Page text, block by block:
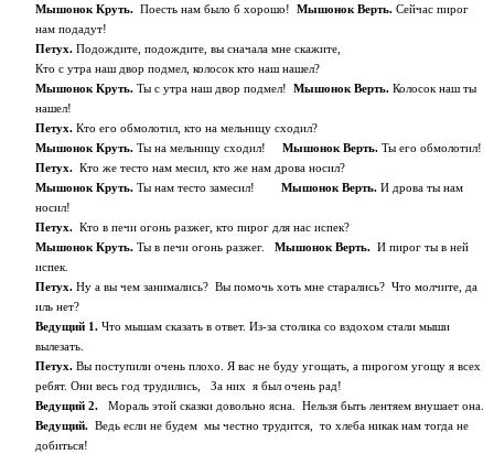
Мышонок Круть. Поесть нам было б хорошо! Мышонок Верть. Сейчас пирог
нам подадут!
Петух. Подождите, подождите, вы сначала мне скажите,
Кто с утра наш двор подмел, колосок кто наш нашел?
Мышонок Круть. Ты с утра наш двор подмел! Мышонок Верть. Колосок наш ты
нашел!
Петух. Кто его обмолотил, кто на мельницу сходил?
Мышонок Круть. Ты на мельницу сходил! Мышонок Верть. Ты его обмолотил!
Петух. Кто же тесто нам месил, кто же нам дрова носил?
Мышонок Круть. Ты нам тесто замесил! Мышонок Верть. И дрова ты нам
носил!
Петух. Кто в печи огонь разжег, кто пирог для нас испек?
Мышонок Круть. Ты в печи огонь разжег. Мышонок Верть. И пирог ты в ней
испек.
Петух. Ну а вы чем занимались? Вы помочь хоть мне старались? Что молчите, да
иль нет?
Ведущий 1. Что мышам сказать в ответ. Из-за столика со вздохом стали мыши
вылезать.
Петух. Вы поступили очень плохо. Я вас не буду угощать, а пирогом угощу я всех
ребят. Они весь год трудились, За них
я был очень рад!
Ведущий 2.
Мораль этой сказки довольно ясна. Нельзя быть лентяем внушает она.
Ведущий. Ведь если не будем мы честно трудится, то хлеба никак нам тогда не
добиться!